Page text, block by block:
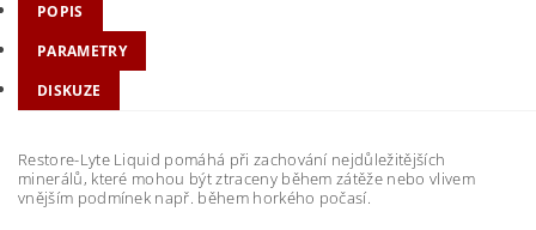
POPIS
PARAMETRY
DISKUZE
Restore-Lyte Liquid pomáhá při zachování nejdůležitějších
minerálů, které mohou být ztraceny během zátěže nebo vlivem
vnějším podmínek např. během horkého počasí.